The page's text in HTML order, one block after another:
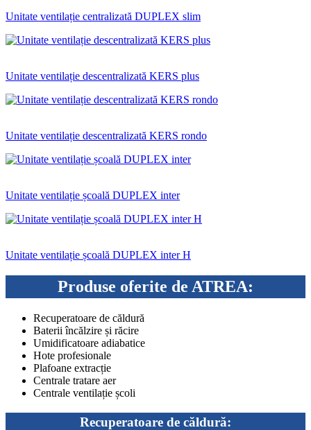
Unitate ventilație centralizată DUPLEX slim
Unitate ventilație descentralizată KERS plus
Unitate ventilație descentralizată KERS rondo
Unitate ventilație școală DUPLEX inter
Unitate ventilație școală DUPLEX inter H
Produse oferite de ATREA:
Recuperatoare de căldură
Baterii încălzire și răcire
Umidificatoare adiabatice
Hote profesionale
Plafoane extracție
Centrale tratare aer
Centrale ventilație școli
Recuperatoare de căldură: